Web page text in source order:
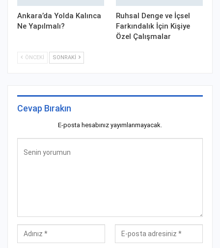
Ankara’da Yolda Kalınca
Ne Yapılmalı?
Ruhsal Denge ve İçsel
Farkındalık İçin Kişiye
Özel Çalışmalar
ÖNCEKI SONRAKI
Cevap Bırakın
E-posta hesabınız yayımlanmayacak.